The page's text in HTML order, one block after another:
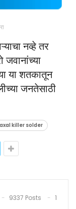
नव्हे तर
जवानांच्या
या शतकातून
जनतेसाठी
killer solder
9337 Posts
1